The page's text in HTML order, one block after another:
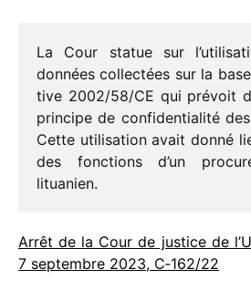
La Cour statue sur
données collec­tées sur la
tive 2002/​58/​CE qui prévoit
prin­cipe de confi­den­tia­lité
Cette utili­sa­tion avait donné
des fonc­tions d’un
lituanien.
Arrêt de la Cour de justice de
7 septembre 2023, C‑162/​22